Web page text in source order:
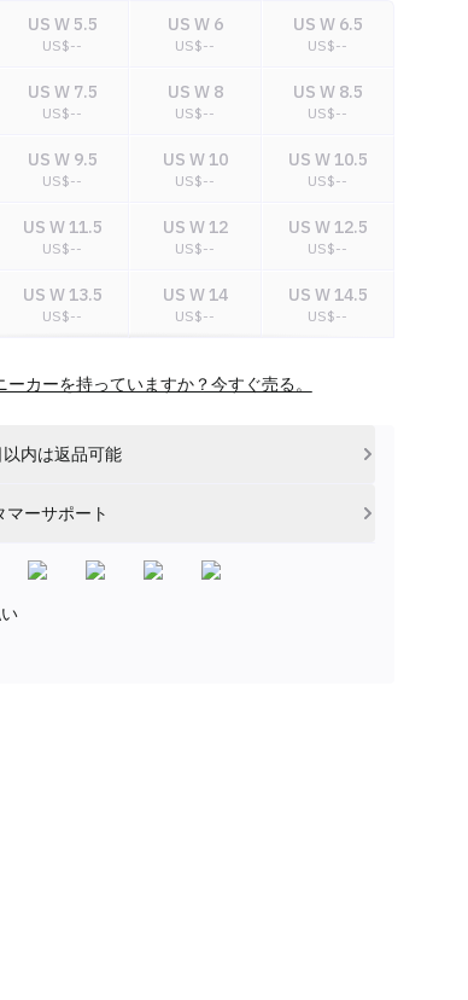
US W 5.5
US$--
US W 6
US$--
US W 6.5
US$--
US W 7.5
US$--
US W 8
US$--
US W 8.5
US$--
US W 9.5
US$--
US W 10
US$--
US W 10.5
US$--
US W 11.5
US$--
US W 12
US$--
US W 12.5
US$--
US W 13.5
US$--
US W 14
US$--
US W 14.5
US$--
US$--
ーカーを持っていますか？今すぐ売る。
内は返品可能
ーサポート